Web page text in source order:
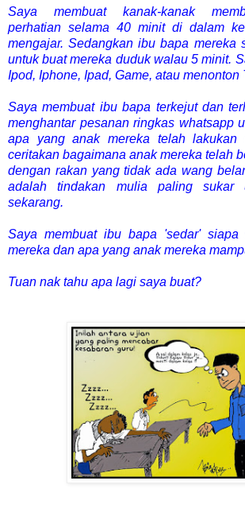
Saya membuat kanak-kanak
perhatian selama 40 minit di dalam
mengajar. Sedangkan ibu bapa mereka
untuk buat mereka duduk walau 5 minit.
Ipod, Iphone, Ipad, Game, atau menonton
Saya membuat ibu bapa terkejut dan
menghantar pesanan ringkas whatsapp
apa yang anak mereka telah lakukan
ceritakan bagaimana anak mereka telah
dengan rakan yang tidak ada wang
adalah tindakan mulia paling sukar
sekarang.
Saya membuat ibu bapa 'sedar' siapa
mereka dan apa yang anak mereka
Tuan nak tahu apa lagi saya buat?